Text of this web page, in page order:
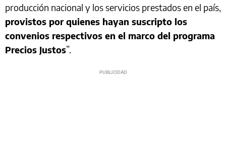
producción nacional y los servicios prestados en el país,
provistos por quienes hayan suscripto los
convenios respectivos en el marco del programa
Precios Justos”.